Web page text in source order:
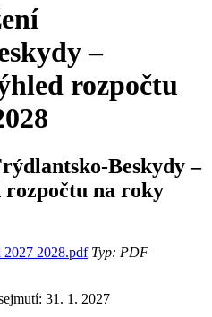
–
rozpočtu
Beskydy –
rozpočtu na roky
2027 2028.pdfTyp: PDF
31. 1. 2027